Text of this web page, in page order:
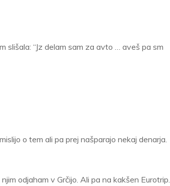
slišala: “Jz delam sam za avto … aveš pa sm
o tem ali pa prej našparajo nekaj denarja.
odjaham v Grčijo. Ali pa na kakšen Eurotrip.